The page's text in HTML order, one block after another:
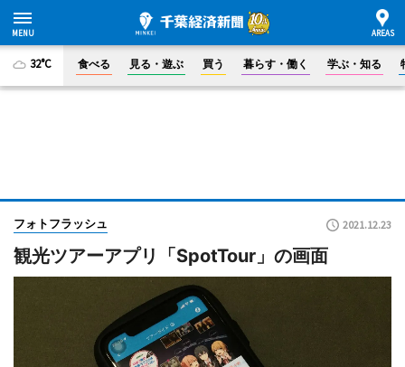
32°C 食べる 見る・遊ぶ 買う 暮らす・働く 学ぶ・知る
フォトフラッシュ 2021.12.23
観光ツアーアプリ「SpotTour」の画面